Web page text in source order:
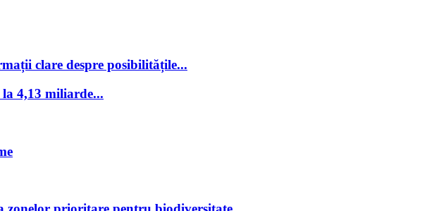
clare despre posibilitățile...
4,13 miliarde...